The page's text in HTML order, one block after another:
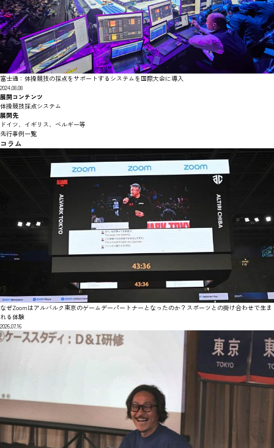
富士通：体操競技の採点をサポートするシステムを国際大会に導入
2024.08.08
展開コンテンツ
体操競技採点システム
展開先
ドイツ、イギリス、ベルギー等
先行事例一覧
コラム
なぜZoomはアルバルク東京のゲームデーパートナーとなったのか？スポーツとの掛け合わせで生ま
れる体験
2026.07.16